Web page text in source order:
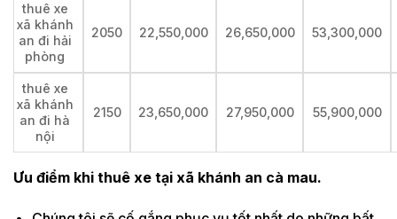
thuê xe
xã khánh
an đi hải
phòng
2050 22,550,000 26,650,000 53,300,000
thuê xe
xã khánh
an đi hà
nội
2150 23,650,000 27,950,000 55,900,000
Ưu điểm khi thuê xe tại xã khánh an cà mau.